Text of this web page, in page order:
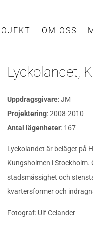
OM OSS
Lyckolandet,
Uppdragsgivare: JM
Projektering: 2008-2010
Antal lägenheter: 167
Lyckolandet är beläget på
Kungsholmen i
stadsmässighet och
kvartersformer och
Fotograf: Ulf Celander